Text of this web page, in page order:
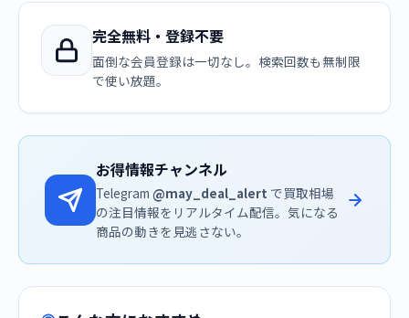
完全無料・登録不要
面倒な会員登録は一切なし。検索回数も無制限
で使い放題。
お得情報チャンネル
Telegram @may_deal_alert で買取相場
の注目情報をリアルタイム配信。気になる
商品の動きを見逃さない。